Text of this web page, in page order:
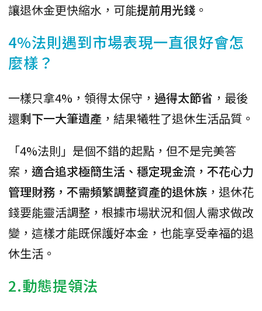
讓退休金更快縮水，可能提前用光錢 。
4%法則遇到市場表現一直很好會怎
麼樣？
一樣只拿4%，領得太保守， 過得太節省 ，最後
還剩下一大筆遺產 ，結果犧牲了退休生活品質。
「4%法則」是個不錯的起點，但不是完美答
案， 適合追求極簡生活、穩定現金流，不花心力
管理財務，不需頻繁調整資產的退休族 ，退休花
錢要能靈活調整，根據市場狀況和個人需求做改
變，這樣才能既保護好本金，也能享受幸福的退
休生活。
2.動態提領法